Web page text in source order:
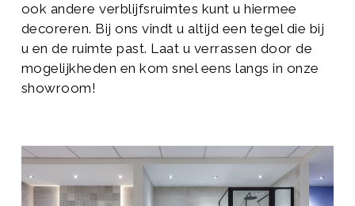
ook andere verblijfsruimtes kunt u hiermee
decoreren. Bij ons vindt u altijd een tegel die bij
u en de ruimte past. Laat u verrassen door de
mogelijkheden en kom snel eens langs in onze
showroom!